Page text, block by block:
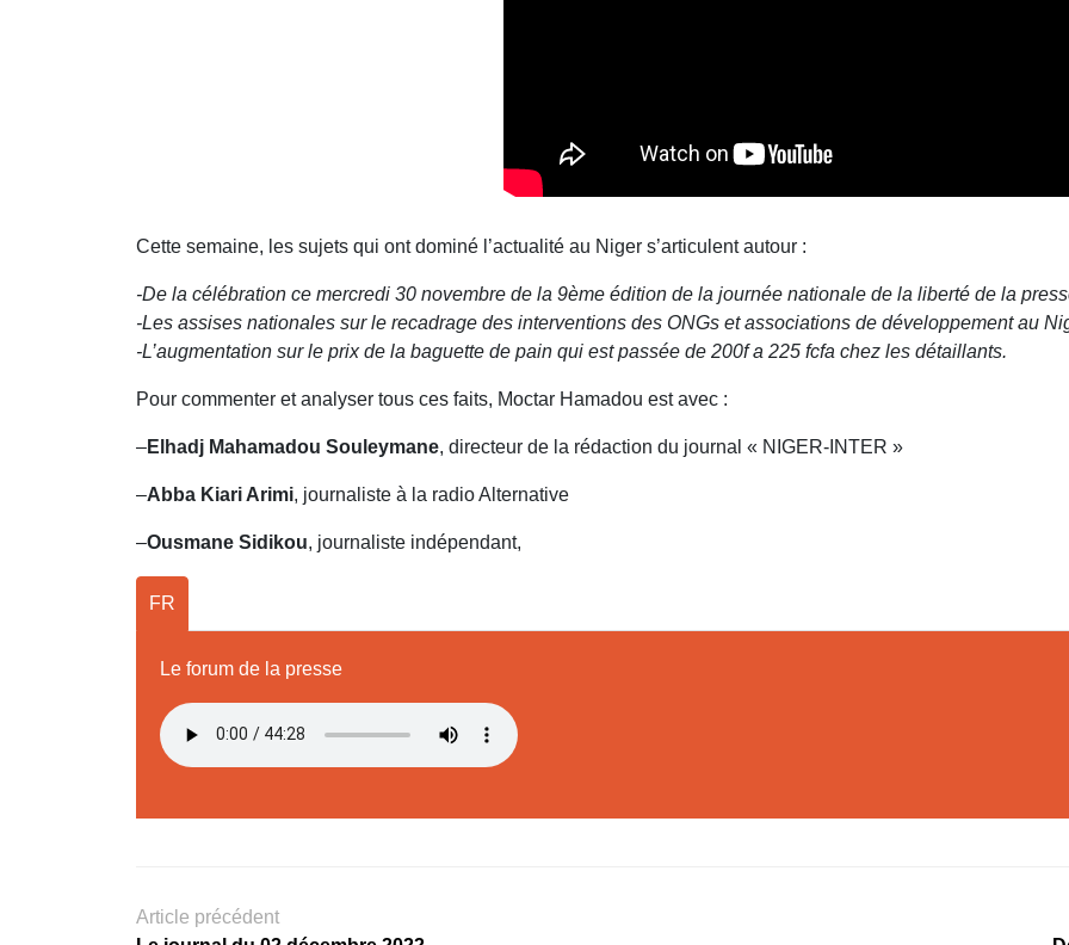
Cette semaine, les sujets qui ont dominé l’actualité au Niger s’articulent autour :
-De la célébration ce mercredi 30 novembre de la 9ème édition de la journée nationale de la liberté de la
-Les assises nationales sur le recadrage des interventions des ONGs et associations de développement au
-L’augmentation sur le prix de la baguette de pain qui est passée de 200f a 225 fcfa chez les détaillants.
Pour commenter et analyser tous ces faits, Moctar Hamadou est avec :
–Elhadj Mahamadou Souleymane, directeur de la rédaction du journal « NIGER-INTER »
–Abba Kiari Arimi, journaliste à la radio Alternative
–Ousmane Sidikou, journaliste indépendant,
FR
Le forum de la presse
Article précédent